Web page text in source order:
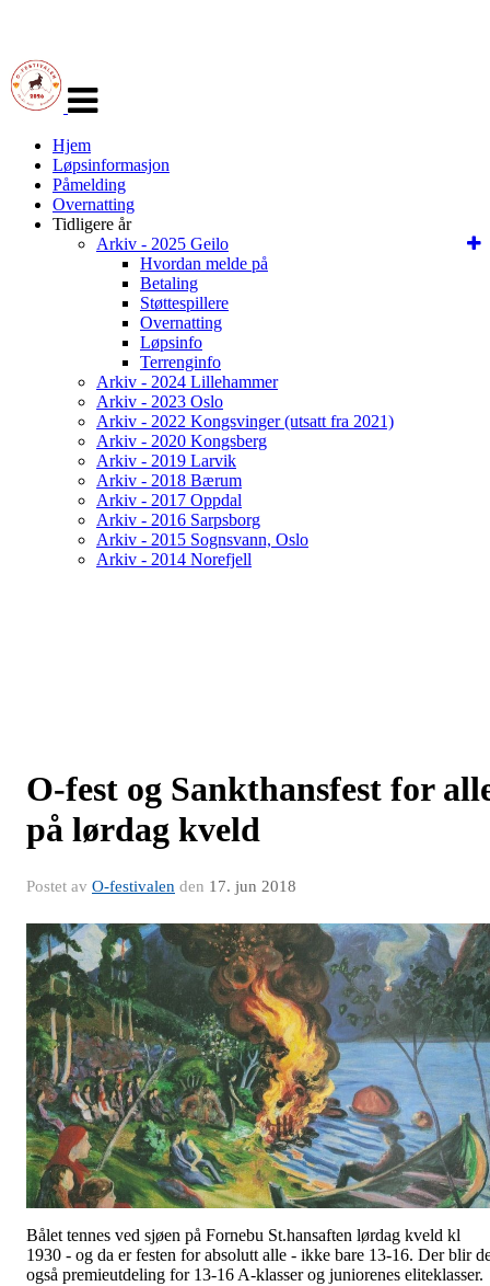
navigasjon
Hjem
Løpsinformasjon
Påmelding
Overnatting
Tidligere år
Arkiv - 2025 Geilo
Hvordan melde på
Betaling
Støttespillere
Overnatting
Løpsinfo
Terrenginfo
Arkiv - 2024 Lillehammer
Arkiv - 2023 Oslo
Arkiv - 2022 Kongsvinger (utsatt fra 2021)
Arkiv - 2020 Kongsberg
Arkiv - 2019 Larvik
Arkiv - 2018 Bærum
Arkiv - 2017 Oppdal
Arkiv - 2016 Sarpsborg
Arkiv - 2015 Sognsvann, Oslo
Arkiv - 2014 Norefjell
O-fest og Sankthansfest for
på lørdag kveld
Postet av O-festivalen den 17. jun 2018
Bålet tennes ved sjøen på Fornebu St.hansaften lørdag kveld kl
1930 - og da er festen for absolutt alle - ikke bare 13-16. Der blir
også premieutdeling for 13-16 A-klasser og juniorenes eliteklasser.